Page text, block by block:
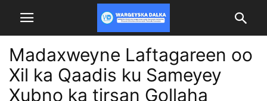
Madaxweyne Laftagareen oo
Xil ka Qaadis ku Sameyey
Xubno ka tirsan Gollaha